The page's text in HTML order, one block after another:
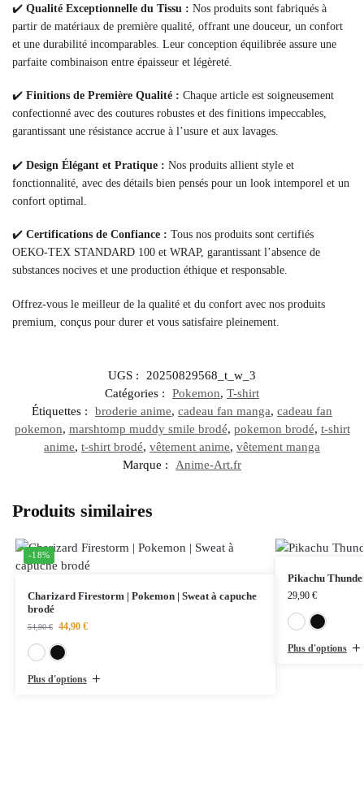
✔️ Qualité Exceptionnelle du Tissu : Nos produits sont fabriqués à
partir de matériaux de première qualité, offrant une douceur, un confort
et une durabilité incomparables. Leur conception équilibrée assure une
parfaite combinaison entre épaisseur et légèreté.
✔️ Finitions de Première Qualité : Chaque article est soigneusement
confectionné avec des coutures robustes et des finitions impeccables,
garantissant une résistance accrue à l’usure et aux lavages.
✔️ Design Élégant et Pratique : Nos produits allient style et
fonctionnalité, avec des détails bien pensés pour un look intemporel et un
confort optimal.
✔️ Certifications de Confiance : Tous nos produits sont certifiés
OEKO-TEX STANDARD 100 et WRAP, garantissant l’absence de
substances nocives et une production éthique et responsable.
Offrez-vous le meilleur de la qualité et du confort avec nos produits
premium, conçus pour durer et vous satisfaire pleinement.
UGS :
20250829568_t_w_3
Catégories :
Pokemon, T-shirt
Étiquettes :
broderie anime, cadeau fan manga, cadeau fan
pokemon, marshtomp muddy smile brodé, pokemon brodé, t-shirt
anime, t-shirt brodé, vêtement anime, vêtement manga
Marque :
Anime-Art.fr
Produits similaires
-18%
Charizard Firestorm | Pokemon | Sweat à capuche
brodé
54,90€ 44,90 €
Plus d'options
Pikachu
29,90 €
Plus d'options